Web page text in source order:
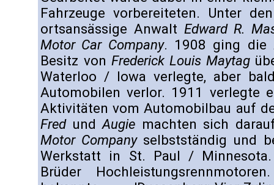
Fahrzeuge vorbereiteten. Unter
ortsansässige Anwalt Edward R.
Motor Car Company. 1908 ging die
Besitz vonFrederick Louis Maytag
Waterloo / Iowa verlegte, aber
Automobilen verlor. 1911 verlegte
Aktivitäten vom Automobilbau auf
FredundAugie machten sich
Motor Companyselbstständig und
Werkstatt in St. Paul /
Brüder